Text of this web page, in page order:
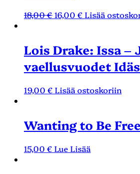
18,00€16,00 € Lisää
Lois Drake: Issa –
vaellusvuodet
19,00 € Lisää ostoskoriin
Wanting to Be Free
15,00 € Lue Lisää